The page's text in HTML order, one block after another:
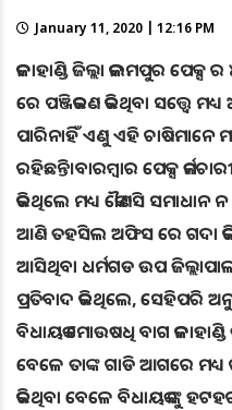
January 11, 2020 | 12:16 PM
କଳାହାଣ୍ଡି ଜିଲ୍ଲା କଲମପୁର ପେକ୍ସ
ରେ ପଞ୍ଜିକରଣ କରିଥିବା ସତ୍ତ୍ୱେ
ପାରିନାହିଁ ଏଣୁ ଏହି ଚାଷିମାନେ
ରହିଛନ୍ତି।ବାରମ୍ବାର ପେକ୍ସ
କରିଥିଲେ ମଧ୍ୟ କୌଣସି ସମାଧାନ
ଆଣି ତହସିଲ ଅଫିସ ରେ ଗଦା କରି
ଆସିଥିବା ଧର୍ମଗଡ ଉପ
ପ୍ରତିବାଦ କରିଥିଲେ, ସେହିପରି
ବିଧାୟକ ମୋଉଷଧି ବାଗ
ବେଳେ ତାଙ୍କ ଗାଡି ଆଗରେ
କରିଥିବା ବେଳେ ବିଧାୟକ ଙ୍କୁ